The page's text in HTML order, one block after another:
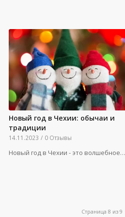
Новый год в Чехии: обычаи и
традиции
14.11.2023 / 0 Отзывы
Новый год в Чехии - это волшебное…
Страница 8 из 9